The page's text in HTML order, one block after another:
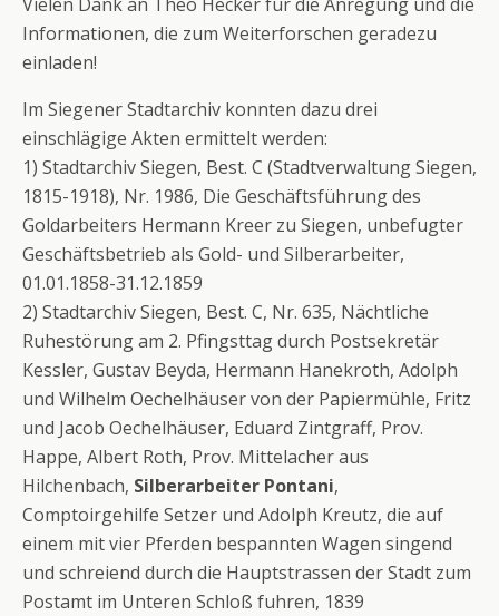
Informationen, die zum Weiterforschen geradezu
einladen!
Im Siegener Stadtarchiv konnten dazu drei
einschlägige Akten ermittelt werden:
1) Stadtarchiv Siegen, Best. C (Stadtverwaltung Siegen,
1815-1918), Nr. 1986, Die Geschäftsführung des
Goldarbeiters Hermann Kreer zu Siegen, unbefugter
Geschäftsbetrieb als Gold- und Silberarbeiter,
01.01.1858-31.12.1859
2) Stadtarchiv Siegen, Best. C, Nr. 635, Nächtliche
Ruhestörung am 2. Pfingsttag durch Postsekretär
Kessler, Gustav Beyda, Hermann Hanekroth, Adolph
und Wilhelm Oechelhäuser von der Papiermühle, Fritz
und Jacob Oechelhäuser, Eduard Zintgraff, Prov.
Happe, Albert Roth, Prov. Mittelacher aus
Hilchenbach, Silberarbeiter Pontani,
Comptoirgehilfe Setzer und Adolph Kreutz, die auf
einem mit vier Pferden bespannten Wagen singend
und schreiend durch die Hauptstrassen der Stadt zum
Postamt im Unteren Schloß fuhren, 1839